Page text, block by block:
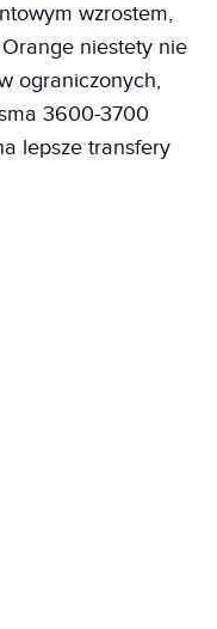
wzrostem,
niestety nie
ograniczonych,
3600-3700
lepsze transfery